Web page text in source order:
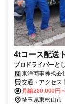
4tコース配送
プロドライバーと
東洋商事株式
交通・アクセス
月給280,000円
埼玉県東松山市